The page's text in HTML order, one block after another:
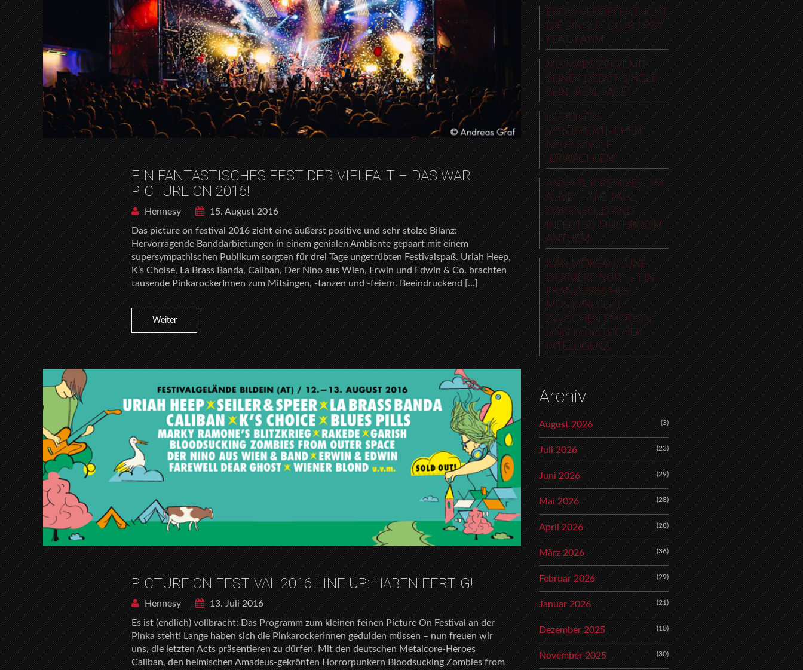
EIN FANTASTISCHES FEST DER VIELFALT – DAS WAR
PICTURE ON 2016!
Hennesy
15. August 2016
Das picture on festival 2016 zieht eine äußerst positive und sehr stolze Bilanz:
Hervorragende Banddarbietungen in einem genialen Ambiente gepaart mit einem
supersympathischen Publikum sorgten für drei Tage ungetrübten Festivalspaß. Uriah Heep,
K’s Choise, La Brass Banda, Caliban, Der Nino aus Wien, Erwin und Edwin & Co. brachten
tausende PinkarockerInnen zum Mitsingen, -tanzen und -feiern. Beeindruckend […]
Weiter
PICTURE ON FESTIVAL 2016 LINE UP: HABEN FERTIG!
Hennesy
13. Juli 2016
Es ist (endlich) vollbracht: Das Programm zum kleinen feinen Picture On Festival an der
Pinka steht! Lange haben sich die PinkarockerInnen gedulden müssen – nun freuen wir
uns, die letzten Acts präsentieren zu dürfen. Mit den deutschen Metalcore-Heroes
Caliban, den heimischen Amadeus-gekrönten Horrorpunkern Bloodsucking Zombies from
EBOW VERÖFFENTLICHT
DIE SINGLE „CLUB 1990“
FEAT. FAYIM
MC MARS ZEIGT MIT
SEINER DEBUT-SINGLE
SEIN „REAL FACE“
LEFTOVERS
VERÖFFENTLICHEN
NEUE SINGLE
„ERWACHSEN“
ANNA TUR REMIXES „I’M
ALIVE“ – THE PAUL
OAKENFOLD AND
INFECTED MUSHROOM
ANTHEM
ILAN MOREAU: „UNE
DERNIÈRE NUIT“ – EIN
FRANZÖSISCHES
MUSIKPROJEKT
ZWISCHEN EMOTION
UND KÜNSTLICHER
INTELLIGENZ
Archiv
August 2026 (3)
Juli 2026 (23)
Juni 2026 (29)
Mai 2026 (28)
April 2026 (28)
März 2026 (36)
Februar 2026 (29)
Januar 2026 (21)
Dezember 2025 (10)
November 2025 (30)